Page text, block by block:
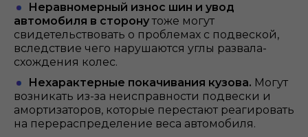
Неравномерный износ шин и увод
автомобиля в сторонутоже могут
свидетельствовать о проблемах с подвеской,
вследствие чего нарушаются углы развала-
схождения колес.
Нехарактерные покачивания кузова. Могут
возникать из-за неисправности подвески и
амортизаторов, которые перестают реагировать
на перераспределение веса автомобиля.